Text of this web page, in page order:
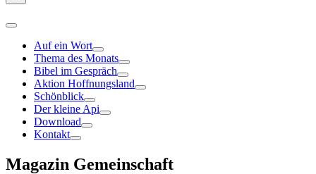
Auf ein Wort
Thema des Monats
Bibel im Gespräch
Aktion Hoffnungsland
Schönblick
Der kleine Api
Download
Kontakt
Magazin Gemeinschaft